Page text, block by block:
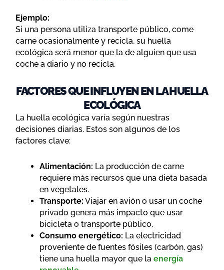
Ejemplo:
Si una persona utiliza transporte público, come
carne ocasionalmente y recicla, su huella
ecológica será menor que la de alguien que usa
coche a diario y no recicla.
FACTORES QUE INFLUYEN EN LA HUELLA
ECOLÓGICA
La huella ecológica varía según nuestras
decisiones diarias. Estos son algunos de los
factores clave:
Alimentación: La producción de carne
requiere más recursos que una dieta basada
en vegetales.
Transporte: Viajar en avión o usar un coche
privado genera más impacto que usar
bicicleta o transporte público.
Consumo energético: La electricidad
proveniente de fuentes fósiles (carbón, gas)
tiene una huella mayor que la energía